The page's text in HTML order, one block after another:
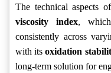
The technical aspects
viscosity index,
consistently across
with itsoxidation
long-term solution for